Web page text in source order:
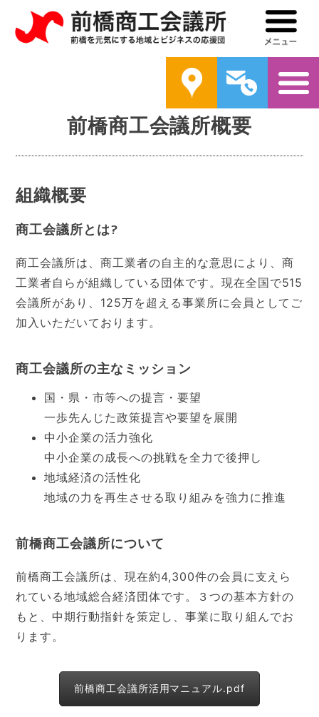
前橋商工会議所メ
前橋商工会議所概要
組織概要
商工会議所とは?
商工会議所は、商工業者の自主的な意思により、商
工業者自らが組織している団体です。現在全国で515
会議所があり、125万を超える事業所に会員としてご
加入いただいております。
商工会議所の主なミッション
国・県・市等への提言・要望
一歩先んじた政策提言や要望を展開
中小企業の活力強化
中小企業の成長への挑戦を全力で後押し
地域経済の活性化
地域の力を再生させる取り組みを強力に推進
前橋商工会議所について
前橋商工会議所は、現在約4,300件の会員に支えら
れている地域総合経済団体です。３つの基本方針の
もと、中期行動指針を策定し、事業に取り組んでお
ります。
前橋商工会議所活用マニュアル.pdf